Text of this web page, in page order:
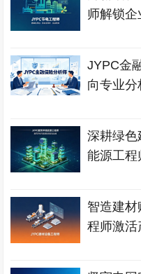
师解锁
JYPC金
向专业
深耕绿
能源工程
智造建
程师激